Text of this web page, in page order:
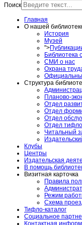
Поиск
Главная
О нашей
История
Музей
">
Библиотека
СМИ о нас
Охрана
Структура
Планово-
Отдел
Отдел
Отдел
Отдел
Читальный
Клубы
Центры
Издательская
В помощь
Визитная карточка
Правила
Режим
Схема
Тифло-каталог
Социальное
Контактная